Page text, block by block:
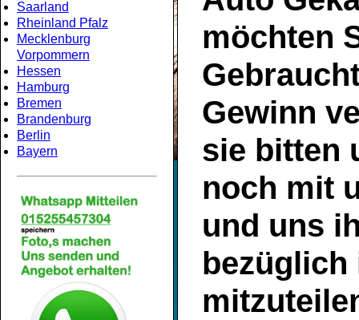
Saarland
Rheinland Pfalz
Mecklenburg
Vorpommern
Hessen
Hamburg
Bremen
Brandenburg
Berlin
Bayern
möchten
Gewinn
sie bitten
noch mit
und uns